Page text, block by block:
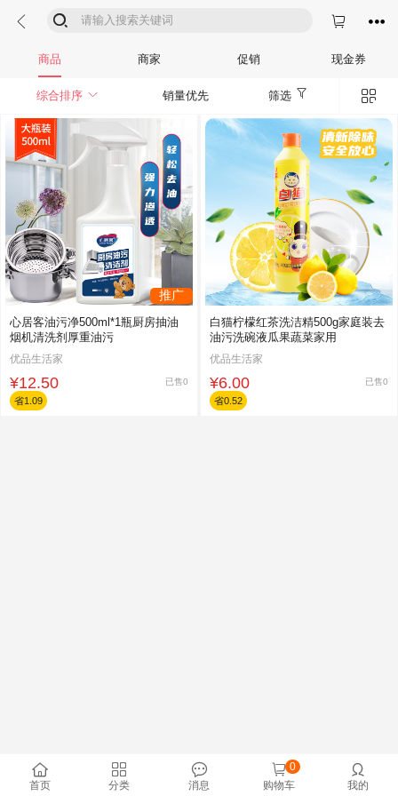
  

商品 商家 促销 现金券
综合排序  销量优先 筛选 
推广
心居客油污净500ml*1瓶厨房抽油
烟机清洗剂厚重油污
优品生活家
¥12.50 已售0
省1.09
白猫柠檬红茶洗洁精500g家庭装去
油污洗碗液瓜果蔬菜家用
优品生活家
¥6.00 已售0
省0.52

首页

分类

消息

购物车
0 
我的